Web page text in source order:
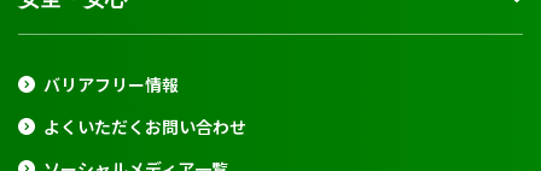
バリアフリー情報
よくいただくお問い合わせ